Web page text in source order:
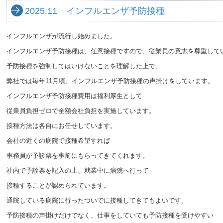
2025.11 インフルエンザ予防接種
インフルエンザが流行し始めました。
インフルエンザ予防接種は、任意接種ですので、従業員の意志を尊重して
予防接種を強制してはいけないことを理解した上で、
弊社では毎年11月頃、インフルエンザ予防接種の声掛けをしています。
インフルエンザ予防接種費用は福利厚生として
従業員負担ゼロで全額会社負担を実施しています。
接種方法は各自にお任せしています。
会社の近くの病院で接種希望すれば
事務員が予診票を事前にもらってきてくれます。
社内で予診票を記入の上、就業中に病院へ行って
接種することが認められています。
通院している病院に行ったついでに接種してきてもよいです。
予防接種の声掛けだけでなく、仕事をしていても予防接種を受けやすい